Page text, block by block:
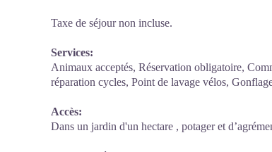
Taxe de séjour non incluse.
Services:
Animaux acceptés, Réservation obligatoire,
réparation cycles, Point de lavage vélos,
Accès:
Dans un jardin d'un hectare , potager et